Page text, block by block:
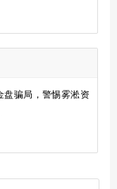
盘骗局，警惕雾淞资